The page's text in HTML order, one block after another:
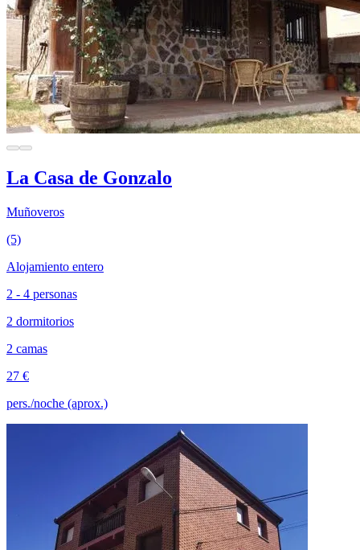
La Casa de Gonzalo
Muñoveros
(5)
Alojamiento entero
2 - 4 personas
2 dormitorios
2 camas
27 €
pers./noche (aprox.)